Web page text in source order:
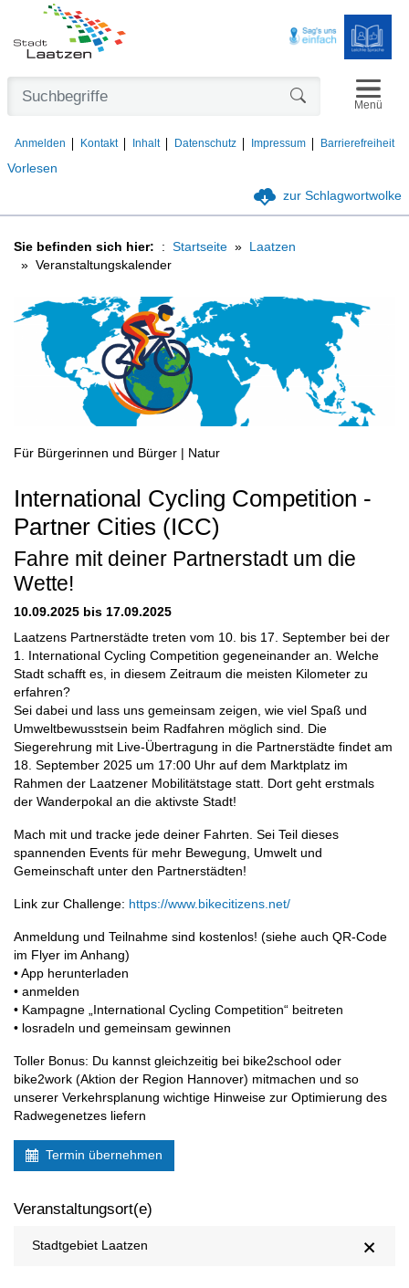
Vorlesen
Anmelden Kontakt Inhalt Datenschutz Impressum Barrierefreiheit
Menü
zur Schlagwortwolke
Sie befinden sich hier: Startseite
Laatzen
Veranstaltungskalender
Für Bürgerinnen und Bürger | Natur
International Cycling Competition -
Partner Cities (ICC)
Fahre mit deiner Partnerstadt um die
Wette!
10.09.2025 bis 17.09.2025
Laatzens Partnerstädte treten vom 10. bis 17. September bei der
1. International Cycling Competition gegeneinander an. Welche
Stadt schafft es, in diesem Zeitraum die meisten Kilometer zu
erfahren?
Sei dabei und lass uns gemeinsam zeigen, wie viel Spaß und
Umweltbewusstsein beim Radfahren möglich sind. Die
Siegerehrung mit Live-Übertragung in die Partnerstädte findet am
18. September 2025 um 17:00 Uhr auf dem Marktplatz im
Rahmen der Laatzener Mobilitätstage statt. Dort geht erstmals
der Wanderpokal an die aktivste Stadt!
Mach mit und tracke jede deiner Fahrten. Sei Teil dieses
spannenden Events für mehr Bewegung, Umwelt und
Gemeinschaft unter den Partnerstädten!
Link zur Challenge: https://www.bikecitizens.net/
Anmeldung und Teilnahme sind kostenlos! (siehe auch QR-Code
im Flyer im Anhang)
• App herunterladen
• anmelden
• Kampagne „International Cycling Competition“ beitreten
• losradeln und gemeinsam gewinnen
Toller Bonus: Du kannst gleichzeitig bei bike2school oder
bike2work (Aktion der Region Hannover) mitmachen und so
unserer Verkehrsplanung wichtige Hinweise zur Optimierung des
Radwegenetzes liefern
Termin übernehmen
Veranstaltungsort(e)
Stadtgebiet Laatzen